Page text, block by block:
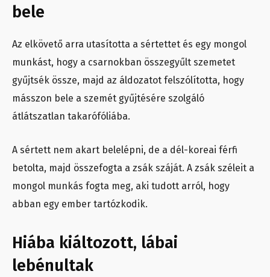
bele
Az elkövető arra utasította a sértettet és egy mongol
munkást, hogy a csarnokban összegyűlt szemetet
gyűjtsék össze, majd az áldozatot felszólította, hogy
másszon bele a szemét gyűjtésére szolgáló
átlátszatlan takarófóliába.
A sértett nem akart belelépni, de a dél-koreai férfi
betolta, majd összefogta a zsák száját. A zsák széleit a
mongol munkás fogta meg, aki tudott arról, hogy
abban egy ember tartózkodik.
Hiába kiáltozott, lábai
lebénultak